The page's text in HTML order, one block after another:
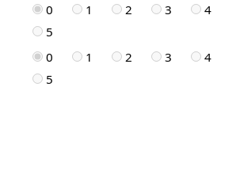
0 1 2 3
4
5
0 1 2 3
4
5